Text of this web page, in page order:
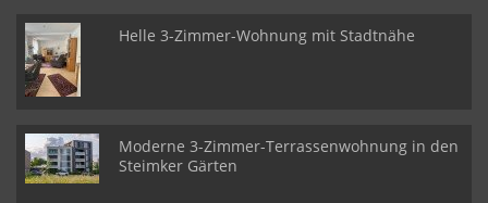
Helle 3-Zimmer-Wohnung mit Stadtnähe
Moderne 3-Zimmer-Terrassenwohnung in den
Steimker Gärten